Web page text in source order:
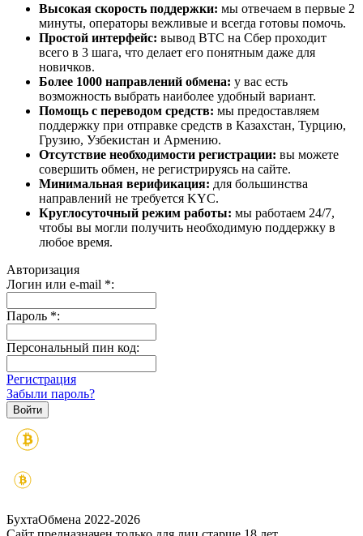
Высокая скорость поддержки: мы отвечаем в первые 2
минуты, операторы вежливые и всегда готовы помочь.
Простой интерфейс: вывод BTC на Сбер проходит
всего в 3 шага, что делает его понятным даже для
новичков.
Более 1000 направлений обмена: у вас есть
возможность выбрать наиболее удобный вариант.
Помощь с переводом средств: мы предоставляем
поддержку при отправке средств в Казахстан, Турцию,
Грузию, Узбекистан и Армению.
Отсутствие необходимости регистрации: вы можете
совершить обмен, не регистрируясь на сайте.
Минимальная верификация: для большинства
направлений не требуется KYC.
Круглосуточный режим работы: мы работаем 24/7,
чтобы вы могли получить необходимую поддержку в
любое время.
Авторизация
Логин или e-mail *:
Пароль *:
Персональный пин код:
Регистрация
Забыли пароль?
БухтаОбмена 2022-2026